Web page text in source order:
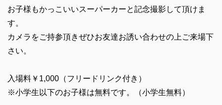
お子様もかっこいいスーパーカーと記念撮影して頂けま
す。
カメラをご持参頂きぜひお友達お誘い合わせの上ご来場下
さい。
入場料￥1,000（フリードリンク付き）
※小学生以下のお子様は無料です。（小学生無料）